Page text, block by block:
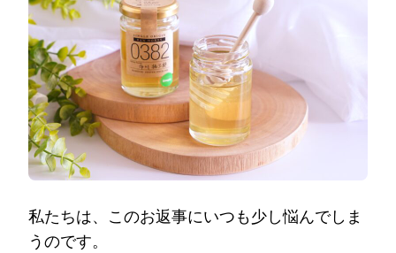
私たちは、このお返事にいつも少し悩んでしま
うのです。